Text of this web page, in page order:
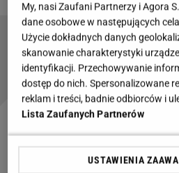
Czy Henry Tadeusz mówi po polsku?
Bachleda-Curuś wyjaśnia
Henry Tadeusz jest podobny
Bachledy-Curuś?
My, nasi Zaufani Partnerzy i Agora
dane osobowe w następujących
Użycie dokładnych danych
skanowanie charakterystyki
identyfikacji. Przechowywanie
dostęp do nich. Spersonalizowane
reklam i treści, badnie odbiorców i
Lista Zaufanych Partnerów
USTAWIENIA